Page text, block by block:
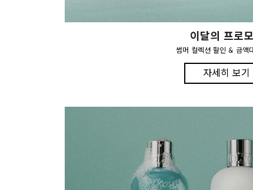
이달의 프로
썸머 컬렉션 할인 & 금액
자세히 보기